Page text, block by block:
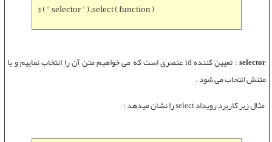
$ ( " selector " ).select ( function ) ;
selector
:
تعیین کننده id عنصری است که می خواهیم متن آن را انتخاب نماییم و یا
متنش انتخاب می شود .
مثال زیر کاربردرویداد select را نشان میدهد :